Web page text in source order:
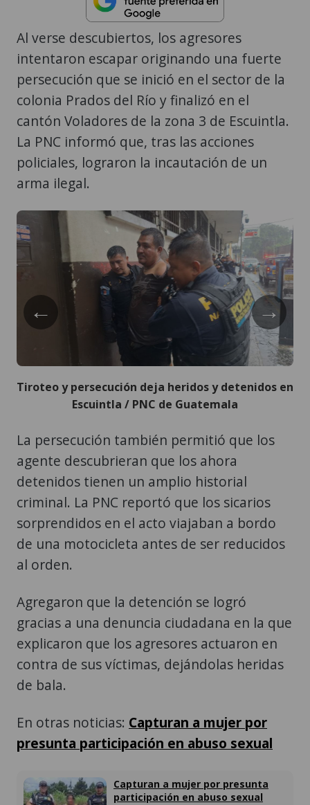
Al verse descubiertos, los agresores
intentaron escapar originando una fuerte
persecución que se inició en el sector de la
colonia Prados del Río y finalizó en el
cantón Voladores de la zona 3 de Escuintla.
La PNC informó que, tras las acciones
policiales, lograron la incautación de un
arma ilegal.
←
Tiroteo y persecución deja heridos y detenidos en
Escuintla / PNC de Guatemala
→
La persecución también permitió que los
agente descubrieran que los ahora
detenidos tienen un amplio historial
criminal. La PNC reportó que los sicarios
sorprendidos en el acto viajaban a bordo
de una motocicleta antes de ser reducidos
al orden.
Agregaron que la detención se logró
gracias a una denuncia ciudadana en la que
explicaron que los agresores actuaron en
contra de sus víctimas, dejándolas heridas
de bala.
En otras noticias: Capturan a mujer por
presunta participación en abuso sexual
Capturan a mujer por presunta
participación en abuso sexual